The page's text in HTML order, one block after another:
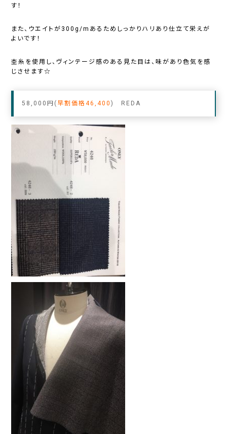
す！
また、ウエイトが300g/mあるためしっかりハリあり仕立て栄えが
よいです！
杢糸を使用し、ヴィンテージ感のある見た目は、味があり色気を感
じさせます☆
58,000円( 早割価格46,400) REDA